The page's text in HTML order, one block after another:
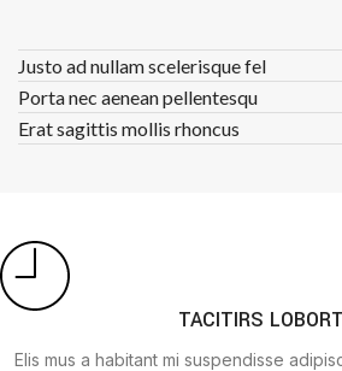
Justo ad nullam scelerisque fel
Porta nec aenean pellentesqu
Erat sagittis mollis rhoncus
TACITIRS
Elis mus a habitant mi suspendisse